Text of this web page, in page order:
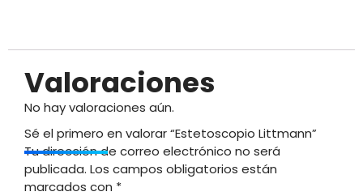
Valoraciones
No hay valoraciones aún.
Sé el primero en valorar “Estetoscopio Littmann”
Tu dirección de correo electrónico no será
publicada. Los campos obligatorios están
marcados con *